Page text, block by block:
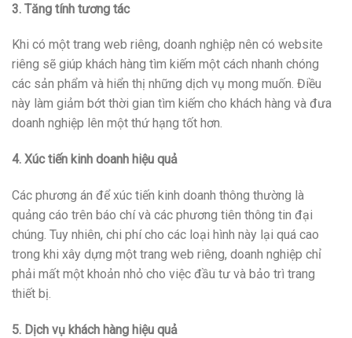
3. Tăng tính tương tác
Khi có một trang web riêng, doanh nghiệp nên có website
riêng sẽ giúp khách hàng tìm kiếm một cách nhanh chóng
các sản phẩm và hiển thị những dịch vụ mong muốn. Điều
này làm giảm bớt thời gian tìm kiếm cho khách hàng và đưa
doanh nghiệp lên một thứ hạng tốt hơn.
4. Xúc tiến kinh doanh hiệu quả
Các phương án để xúc tiến kinh doanh thông thường là
quảng cáo trên báo chí và các phương tiên thông tin đại
chúng. Tuy nhiên, chi phí cho các loại hình này lại quá cao
trong khi xây dựng một trang web riêng, doanh nghiệp chỉ
phải mất một khoản nhỏ cho việc đầu tư và bảo trì trang
thiết bị.
5. Dịch vụ khách hàng hiệu quả